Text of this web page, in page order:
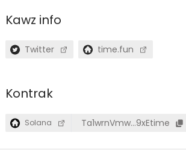
Kawz info
Twitter time.fun
Kontrak
Solana Ta1wrnVmw…9xEtime